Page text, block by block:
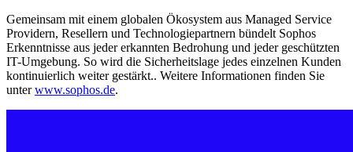
Gemeinsam mit einem globalen Ökosystem aus Managed Service
Providern, Resellern und Technologiepartnern bündelt Sophos
Erkenntnisse aus jeder erkannten Bedrohung und jeder geschützten
IT-Umgebung. So wird die Sicherheitslage jedes einzelnen Kunden
kontinuierlich weiter gestärkt.. Weitere Informationen finden Sie
unterwww.sophos.de.